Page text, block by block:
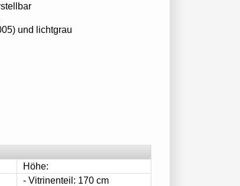
und lichtgrau
Höhe:
- Vitrinenteil: 170 cm